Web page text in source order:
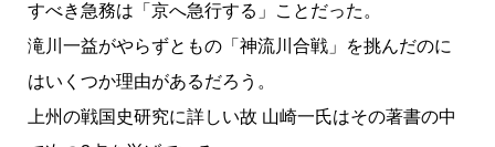
すべき急務は「京へ急行する」ことだった。
滝川一益がやらずともの「神流川合戦」を挑んだのに
はいくつか理由があるだろう。
上州の戦国史研究に詳しい故 山崎一氏はその著書の中